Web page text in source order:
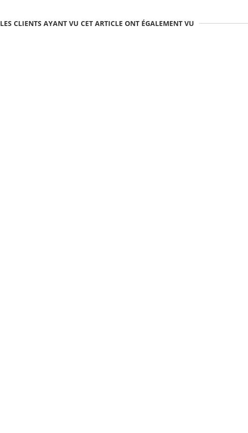
LES CLIENTS AYANT VU CET ARTICLE ONT ÉGALEMENT VU